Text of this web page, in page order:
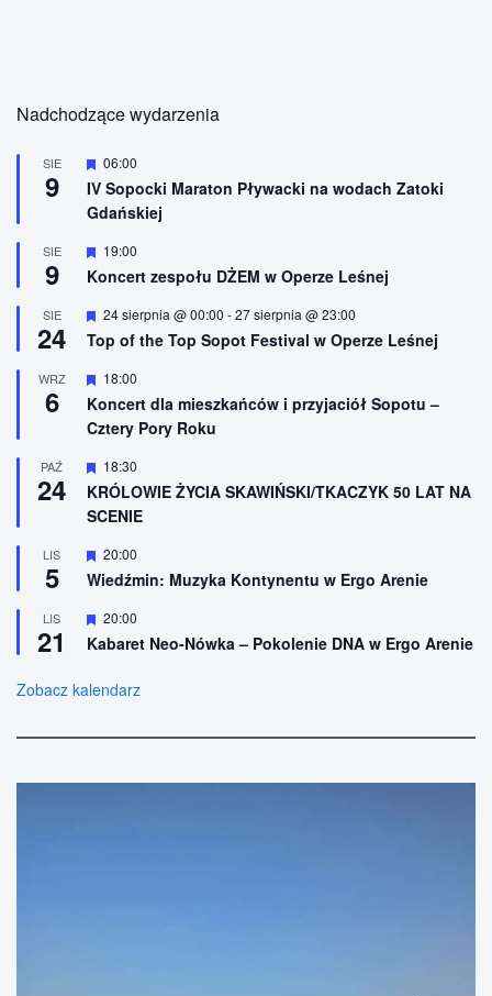
Nadchodzące wydarzenia
SIE
9
W
y
r
ó
n
o
e
06:00
IV Sopocki Maraton Pływacki na wodach Zatoki
Gdańskiej
SIE
9
W
r
ż
n
o
n
e
19:00
Koncert zespołu DŻEM w Operze Leśnej
SIE
24
W
r
ż
n
o
e
24 sierpnia @ 00:00 -27 sierpnia @ 23:00
Top of the Top Sopot Festival w Operze Leśnej
WRZ
6
W
r
ó
n
i
o
n
18:00
Koncert dla mieszkańców i przyjaciół Sopotu –
Cztery Pory Roku
PAŹ
24
W
y
r
ó
n
i
o
e
18:30
KRÓLOWIE ŻYCIA SKAWIŃSKI/TKACZYK 50 LAT NA
SCENIE
LIS
5
W
y
r
ż
n
n
20:00
Wiedźmin: Muzyka Kontynentu w Ergo Arenie
LIS
21
W
y
r
ż
o
20:00
Kabaret Neo-Nówka – Pokolenie DNA w Ergo Arenie
Zobacz kalendarz